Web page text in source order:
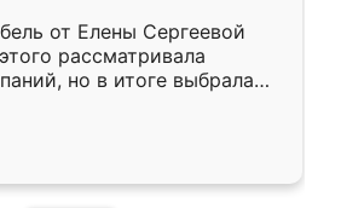
от Елены Сергеевой
рассматривала
но в итоге выбрала
условия, потом
всё спокойно объяснил
Изготовили в срок, с